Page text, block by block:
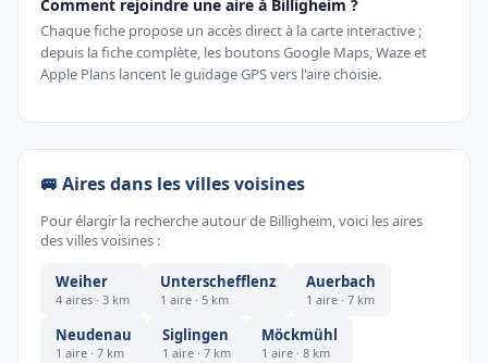
Comment rejoindre une aire à Billigheim ?
Chaque fiche propose un accès direct à la carte interactive ;
depuis la fiche complète, les boutons Google Maps, Waze et
Apple Plans lancent le guidage GPS vers l'aire choisie.
🚐 Aires dans les villes voisines
Pour élargir la recherche autour de Billigheim, voici les aires
des villes voisines :
Weiher
4 aires · 3 km
Unterschefflenz
1 aire · 5 km
Auerbach
1 aire · 7 km
Neudenau
1 aire · 7 km
Siglingen
1 aire · 7 km
Möckmühl
1 aire · 8 km